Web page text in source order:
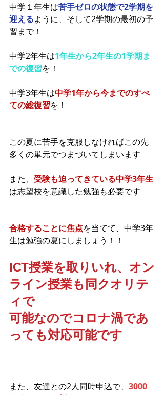
中学１年生は苦手ゼロの状態で2学期を
迎えるように、そして2学期の最初の予
習まで！
中学2年生は1年生から2年生の1学期ま
での復習を！
中学3年生は中学1年から今までのすべ
ての総復習を！
この夏に苦手を克服しなければこの先
多くの単元でつまづいてしまいます
また、 受験も迫ってきている中学3年生
は志望校を意識した勉強も必要です
合格することに焦点を当てて、中学3年
生は勉強の夏にしましょう！！
ICT授業を取りいれ、オン
ライン授業も同クオリテ
ィで
可能なのでコロナ渦であ
っても対応可能です
また、友達との2人同時申込で、 3000